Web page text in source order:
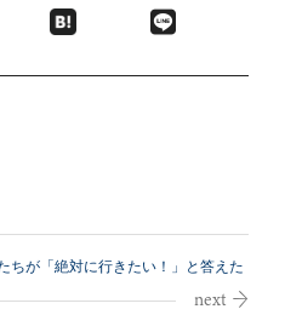
ちが「絶対に行きたい！」と答えた